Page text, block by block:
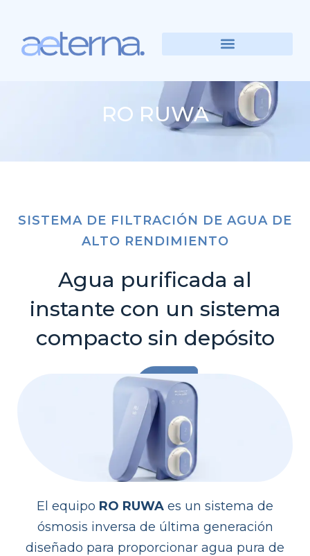
RO RUWA
SISTEMA DE FILTRACIÓN DE AGUA DE
ALTO RENDIMIENTO
Agua purificada al
instante con un sistema
compacto sin depósito
El equipo RO RUWA es un sistema de
ósmosis inversa de última generación
diseñado para proporcionar agua pura de